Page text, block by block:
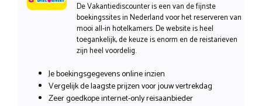
De Vakantiediscounter is een van de fijnste
boekingssites in Nederland voor het reserveren van
mooi all-in hotelkamers. De website is heel
toegankelijk, de keuze is enorm en de reistarieven
zijn heel voordelig.
Je boekingsgegevens online inzien
Vergelijk de laagste prijzen voor jouw vertrekdag
Zeer goedkope internet-only reisaanbieder